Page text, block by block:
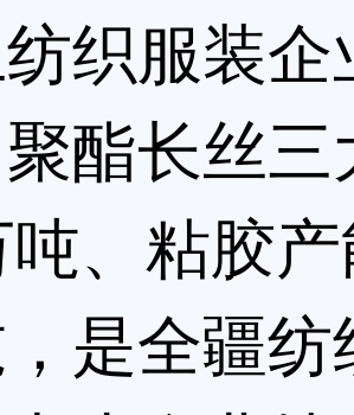
织服装
酯长丝
、粘胶
是全疆